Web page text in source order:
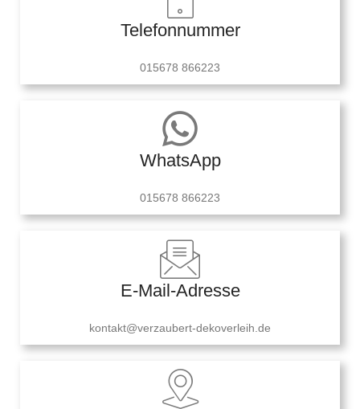
Telefonnummer
015678 866223
WhatsApp
015678 866223
E-Mail-Adresse
kontakt@verzaubert-dekoverleih.de